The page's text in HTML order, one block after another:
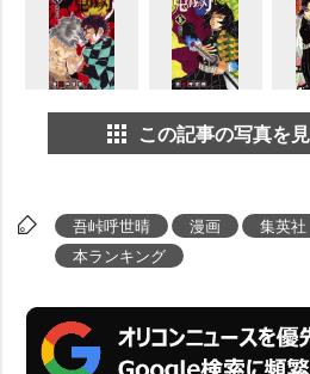
この記事の写真を
吾峠呼世晴 漫画 集英社
本ランキング